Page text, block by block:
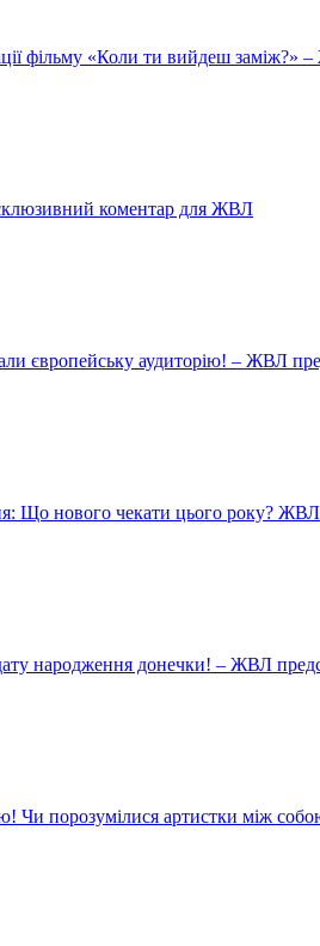
фільму «Коли ти вийдеш заміж?»
коментар для ЖВЛ
європейську аудиторію! – ЖВЛ
Що нового чекати цього року? ЖВЛ
народження донечки! – ЖВЛ
Чи порозумілися артистки між